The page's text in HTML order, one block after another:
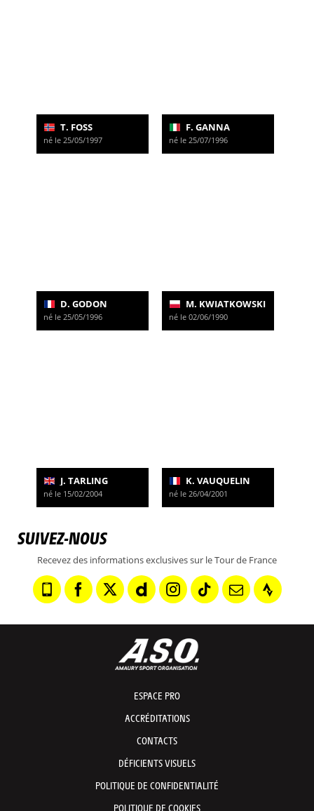
T. FOSS
né le 25/05/1997
F. GANNA
né le 25/07/1996
D. GODON
né le 25/05/1996
M. KWIATKOWSKI
né le 02/06/1990
J. TARLING
né le 15/02/2004
K. VAUQUELIN
né le 26/04/2001
SUIVEZ-NOUS
Recevez des informations exclusives sur le Tour de France
ESPACE PRO
ACCRÉDITATIONS
CONTACTS
DÉFICIENTS VISUELS
POLITIQUE DE CONFIDENTIALITÉ
POLITIQUE DE COOKIES